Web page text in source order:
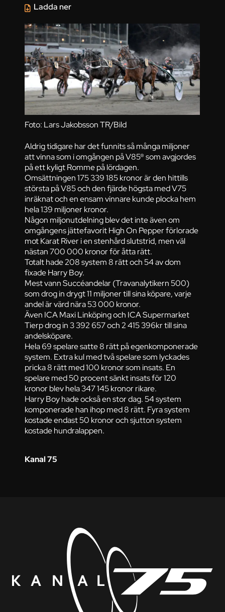
Foto: Lars Jakobsson TR/Bild
Aldrig tidigare har det funnits så många miljoner
att vinna som i omgången på V85® som avgjordes
på ett kyligt Romme på lördagen.
Omsättningen 175 339 185 kronor är den hittills
största på V85 och den fjärde högsta med V75
inräknat och en ensam vinnare kunde plocka hem
hela 139 miljoner kronor.
Någon miljonutdelning blev det inte även om
omgångens jättefavorit High On Pepper förlorade
mot Karat River i en stenhård slutstrid, men väl
nästan 700 000 kronor för åtta rätt.
Totalt hade 208 system 8 rätt och 54 av dom
fixade Harry Boy.
Mest vann Succéandelar (Travanalytikern 500)
som drog in drygt 11 miljoner till sina köpare, varje
andel är värd nära 53 000 kronor.
Även ICA Maxi Linköping och ICA Supermarket
Tierp drog in 3 392 657 och 2 415 396kr till sina
andelsköpare.
Hela 69 spelare satte 8 rätt på egenkomponerade
system. Extra kul med två spelare som lyckades
pricka 8 rätt med 100 kronor som insats. En
spelare med 50 procent sänkt insats för 120
kronor blev hela 347 145 kronor rikare.
Harry Boy hade också en stor dag. 54 system
komponerade han ihop med 8 rätt. Fyra system
kostade endast 50 kronor och sjutton system
kostade hundralappen.
Ladda ner
Kanal 75